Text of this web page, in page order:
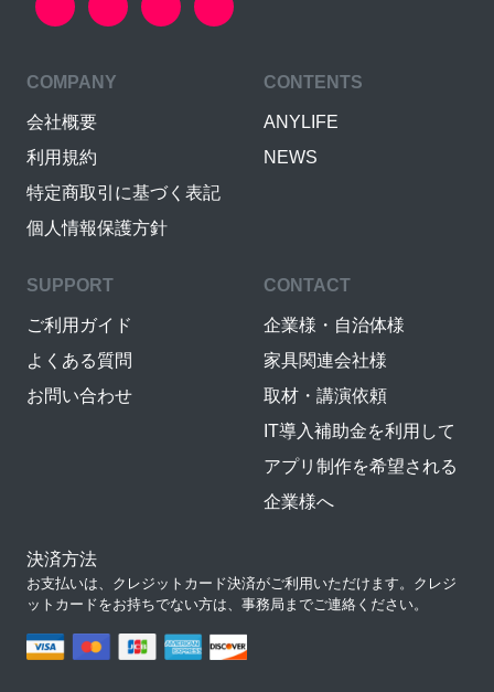
COMPANY
会社概要
利用規約
特定商取引に基づく表記
個人情報保護方針
CONTENTS
ANYLIFE
NEWS
SUPPORT
ご利用ガイド
よくある質問
お問い合わせ
CONTACT
企業様・自治体様
家具関連会社様
取材・講演依頼
IT導入補助金を利用して
アプリ制作を希望される
企業様へ
決済方法
お支払いは、クレジットカード決済がご利用いただけます。クレジ
ットカードをお持ちでない方は、事務局までご連絡ください。